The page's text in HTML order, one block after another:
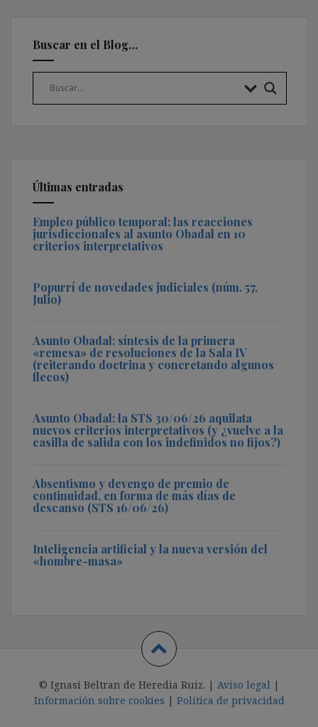
Buscar en el Blog…
Últimas entradas
Empleo público temporal: las reacciones
jurisdiccionales al asunto Obadal en 10
criterios interpretativos
Popurrí de novedades judiciales (núm. 57,
Julio)
Asunto Obadal: síntesis de la primera
«remesa» de resoluciones de la Sala IV
(reiterando doctrina y concretando algunos
flecos)
Asunto Obadal: la STS 30/06/26 aquilata
nuevos criterios interpretativos (y ¿vuelve a la
casilla de salida con los indefinidos no fijos?)
Absentismo y devengo de premio de
continuidad, en forma de más días de
descanso (STS 16/06/26)
Inteligencia artificial y la nueva versión del
«hombre-masa»
© Ignasi Beltran de Heredia Ruiz. | Aviso legal |
Información sobre cookies | Política de privacidad